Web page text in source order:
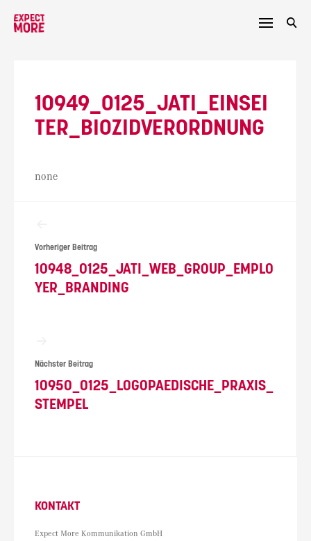
10949_0125_JATI_EINSEI
TER_BIOZIDVERORDNUNG
none
Vorheriger Beitrag
10948_0125_JATI_WEB_GROUP_EMPLO
YER_BRANDING
Nächster Beitrag
10950_0125_LOGOPAEDISCHE_PRAXIS_
STEMPEL
KONTAKT
Expect More Kommunikation GmbH